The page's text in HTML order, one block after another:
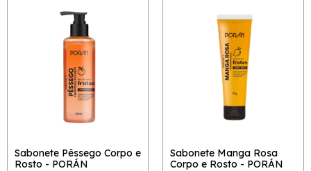
Sabonete Pêssego Corpo e
Rosto - PORÁN
Sabonete Manga Rosa
Corpo e Rosto - PORÁN